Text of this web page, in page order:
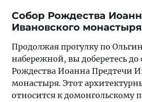
Собор Рождества
Ивановского монастыря
Продолжая прогулку по
набережной, вы доберетесь до
Рождества Иоанна Предтечи
монастыря. Этот
относится к домонгольскому